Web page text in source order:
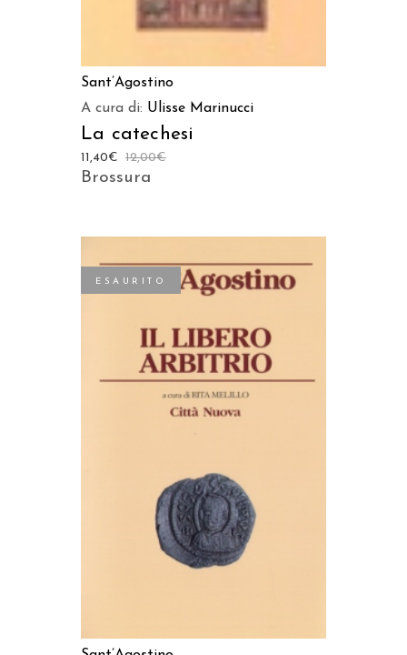
Sant’Agostino
A cura di: Ulisse Marinucci
La catechesi
12,00€
11,40€
Brossura
ESAURITO